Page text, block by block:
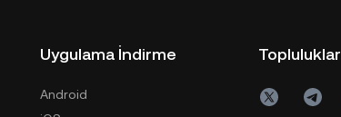
Uygulama İndirme
Android
Topluluklar